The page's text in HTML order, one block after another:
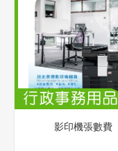
影印機張數費